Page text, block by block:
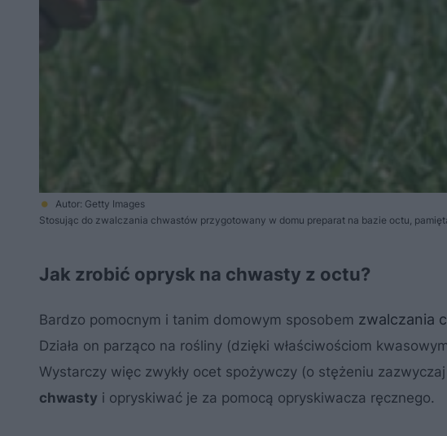
Autor: Getty Images
Stosując do zwalczania chwastów przygotowany w domu preparat na bazie octu,
Jak zrobić oprysk na chwasty z octu?
Bardzo pomocnym i tanim domowym sposobem zwalczania
Działa on parząco na rośliny (dzięki właściwościom
Wystarczy więc zwykły ocet spożywczy (o stężeniu
chwasty i opryskiwać je za pomocą opryskiwacza ręcznego.